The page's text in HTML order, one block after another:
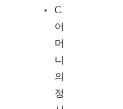
C.
어
머
니
의
정